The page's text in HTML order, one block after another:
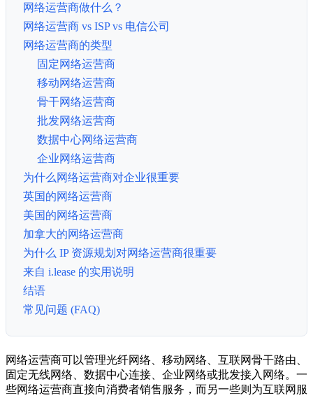
网络运营商做什么？
网络运营商 vs ISP vs 电信公司
网络运营商的类型
固定网络运营商
移动网络运营商
骨干网络运营商
批发网络运营商
数据中心网络运营商
企业网络运营商
为什么网络运营商对企业很重要
英国的网络运营商
美国的网络运营商
加拿大的网络运营商
为什么 IP 资源规划对网络运营商很重要
来自 i.lease 的实用说明
结语
常见问题 (FAQ)
网络运营商可以管理光纤网络、移动网络、互联网骨干路由、
固定无线网络、数据中心连接、企业网络或批发接入网络。一
些网络运营商直接向消费者销售服务，而另一些则为互联网服